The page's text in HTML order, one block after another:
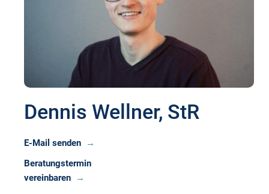
Dennis Wellner, StR
E-Mail senden
Beratungstermin
vereinbaren